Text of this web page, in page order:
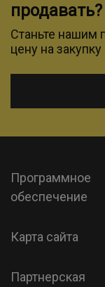
продавать?
Станьте нашим
цену на закупку
Программное
обеспечение
Карта сайта
Партнерская